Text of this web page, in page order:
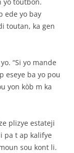
yo toutbon.
ede yo bay
toutan, ka gen
“Si yo mande
eseye ba yo pou
yon kòb m ka
plizye estateji
pa t ap kalifye
sou kont li.